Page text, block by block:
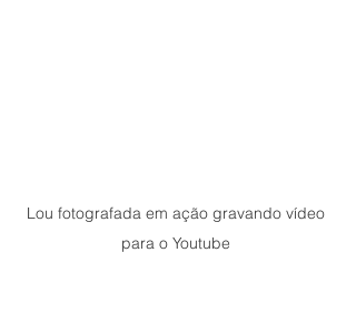
Lou fotografada em ação gravando vídeo
para o Youtube